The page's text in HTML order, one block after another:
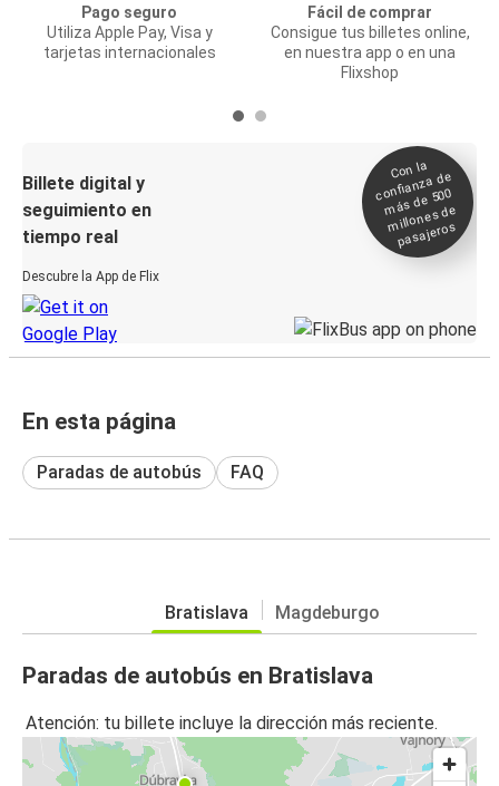
Pago seguro
Utiliza Apple Pay, Visa y
tarjetas internacionales
Fácil de comprar
Consigue tus billetes online,
en nuestra app o en una
Flixshop
Billete digital y
seguimiento en
tiempo real
Descubre la App de Flix
Con la
confianza de
más de 500
millones de
pasajeros
En esta página
Paradas de autobús FAQ
Bratislava Magdeburgo
Paradas de autobús en Bratislava
Atención: tu billete incluye la dirección más reciente.